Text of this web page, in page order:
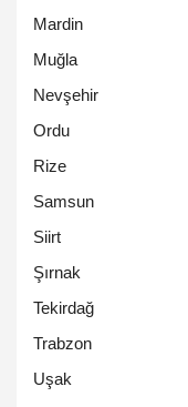
Mardin
Muğla
Nevşehir
Ordu
Rize
Samsun
Siirt
Şırnak
Tekirdağ
Trabzon
Uşak